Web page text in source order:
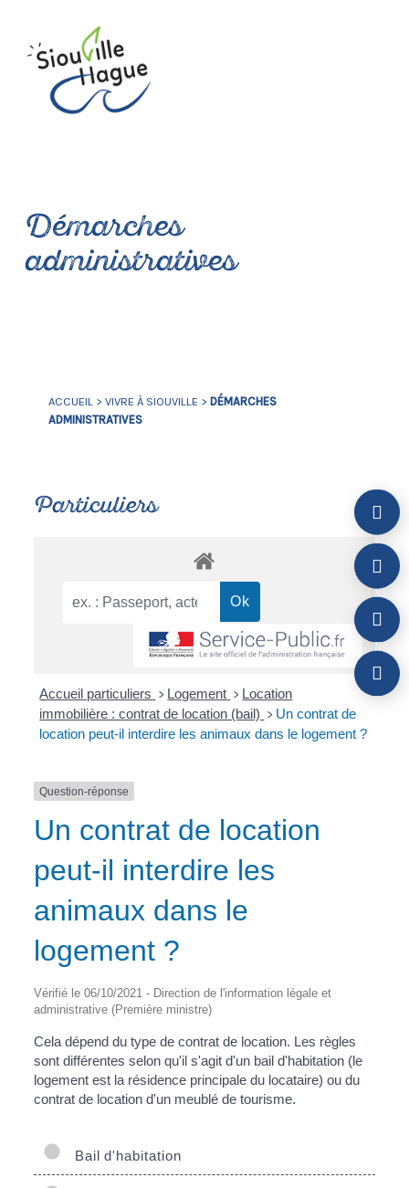
Démarches
administratives
ACCUEIL > VIVRE À SIOUVILLE > DÉMARCHES
ADMINISTRATIVES
Particuliers
Accueil particuliers > Logement > Location
immobilière : contrat de location (bail) > Un contrat de
location peut-il interdire les animaux dans le logement ?
Question-réponse
Un contrat de location
peut-il interdire les
animaux dans le
logement ?
Vérifié le 06/10/2021 - Direction de l'information légale et
administrative (Première ministre)
Cela dépend du type de contrat de location. Les règles
sont différentes selon qu'il s'agit d'un bail d'habitation (le
logement est la résidence principale du locataire) ou du
contrat de location d'un meublé de tourisme.
Bail d'habitation